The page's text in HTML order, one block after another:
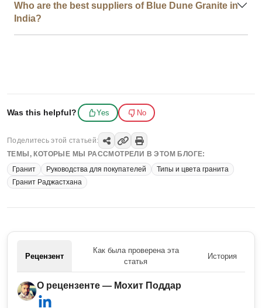
Who are the best suppliers of Blue Dune Granite in
India?
Was this helpful? Yes No
Поделитесь этой статьей:
ТЕМЫ, КОТОРЫЕ МЫ РАССМОТРЕЛИ В ЭТОМ БЛОГЕ:
Гранит
Руководства для покупателей
Типы и цвета гранита
Гранит Раджастхана
Рецензент
Как была проверена эта
статья
История
О рецензенте — Мохит Поддар